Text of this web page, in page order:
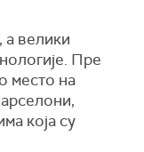
а велики
Пре
место на
која су